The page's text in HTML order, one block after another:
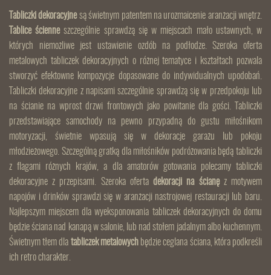
Tabliczki dekoracyjnesą świetnym patentem na urozmaicenie aranżacji wnętrz.
Tablice ścienneszczególnie sprawdzą się w miejscach mało ustawnych, w
których niemożliwe jest ustawienie ozdób na podłodze. Szeroka oferta
metalowych tabliczek dekoracyjnych o różnej tematyce i kształtach pozwala
stworzyć efektowne kompozycje dopasowane do indywidualnych upodobań.
Tabliczki dekoracyjne z napisami szczególnie sprawdzą się w przedpokoju lub
na ścianie na wprost drzwi frontowych jako powitanie dla gości. Tabliczki
przedstawiające samochody na pewno przypadną do gustu miłośnikom
motoryzacji, świetnie wpasują się w dekoracje garażu lub pokoju
młodzieżowego. Szczególną gratką dla miłośników podróżowania będą tabliczki
z flagami różnych krajów, a dla amatorów gotowania polecamy tabliczki
dekoracyjne z przepisami. Szeroka ofertadekoracji na ścianęz motywem
napojów i drinków sprawdzi się w aranżacji nastrojowej restauracji lub baru.
Najlepszym miejscem dla wyeksponowania tabliczek dekoracyjnych do domu
będzie ściana nad kanapą w salonie, lub nad stołem jadalnym albo kuchennym.
Świetnym tłem dla tabliczek metalowychbędzie ceglana ściana, która podkreśli
ich retro charakter.